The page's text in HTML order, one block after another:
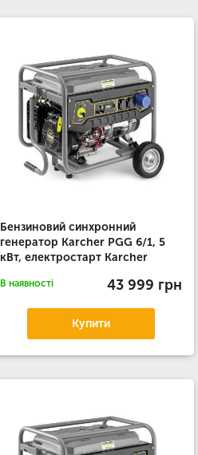
Бензиновий синхронний
генератор Karcher PGG 6/1, 5
кВт, електростарт Karcher
В наявності 43 999 грн
Купити